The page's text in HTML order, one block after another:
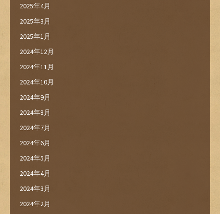
2025年4月
2025年3月
2025年1月
2024年12月
2024年11月
2024年10月
2024年9月
2024年8月
2024年7月
2024年6月
2024年5月
2024年4月
2024年3月
2024年2月